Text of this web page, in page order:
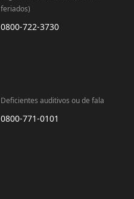
feriados)
0800-722-3730
Deficientes auditivos ou de fala
0800-771-0101